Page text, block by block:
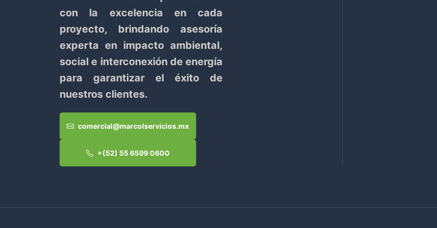
con la excelencia en cada
proyecto, brindando asesoría
experta en impacto ambiental,
social e interconexión de energía
para garantizar el éxito de
nuestros clientes.
comercial@marcolservicios.mx
+(52) 55 6599 0600